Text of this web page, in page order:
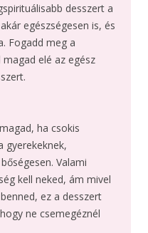
desszert a
egészségesen is, és
Fogadd meg a
elé az egész
ha csokis
gyerekeknek,
Valami
kell neked, ám mivel
ez a desszert
ne csemegéznél